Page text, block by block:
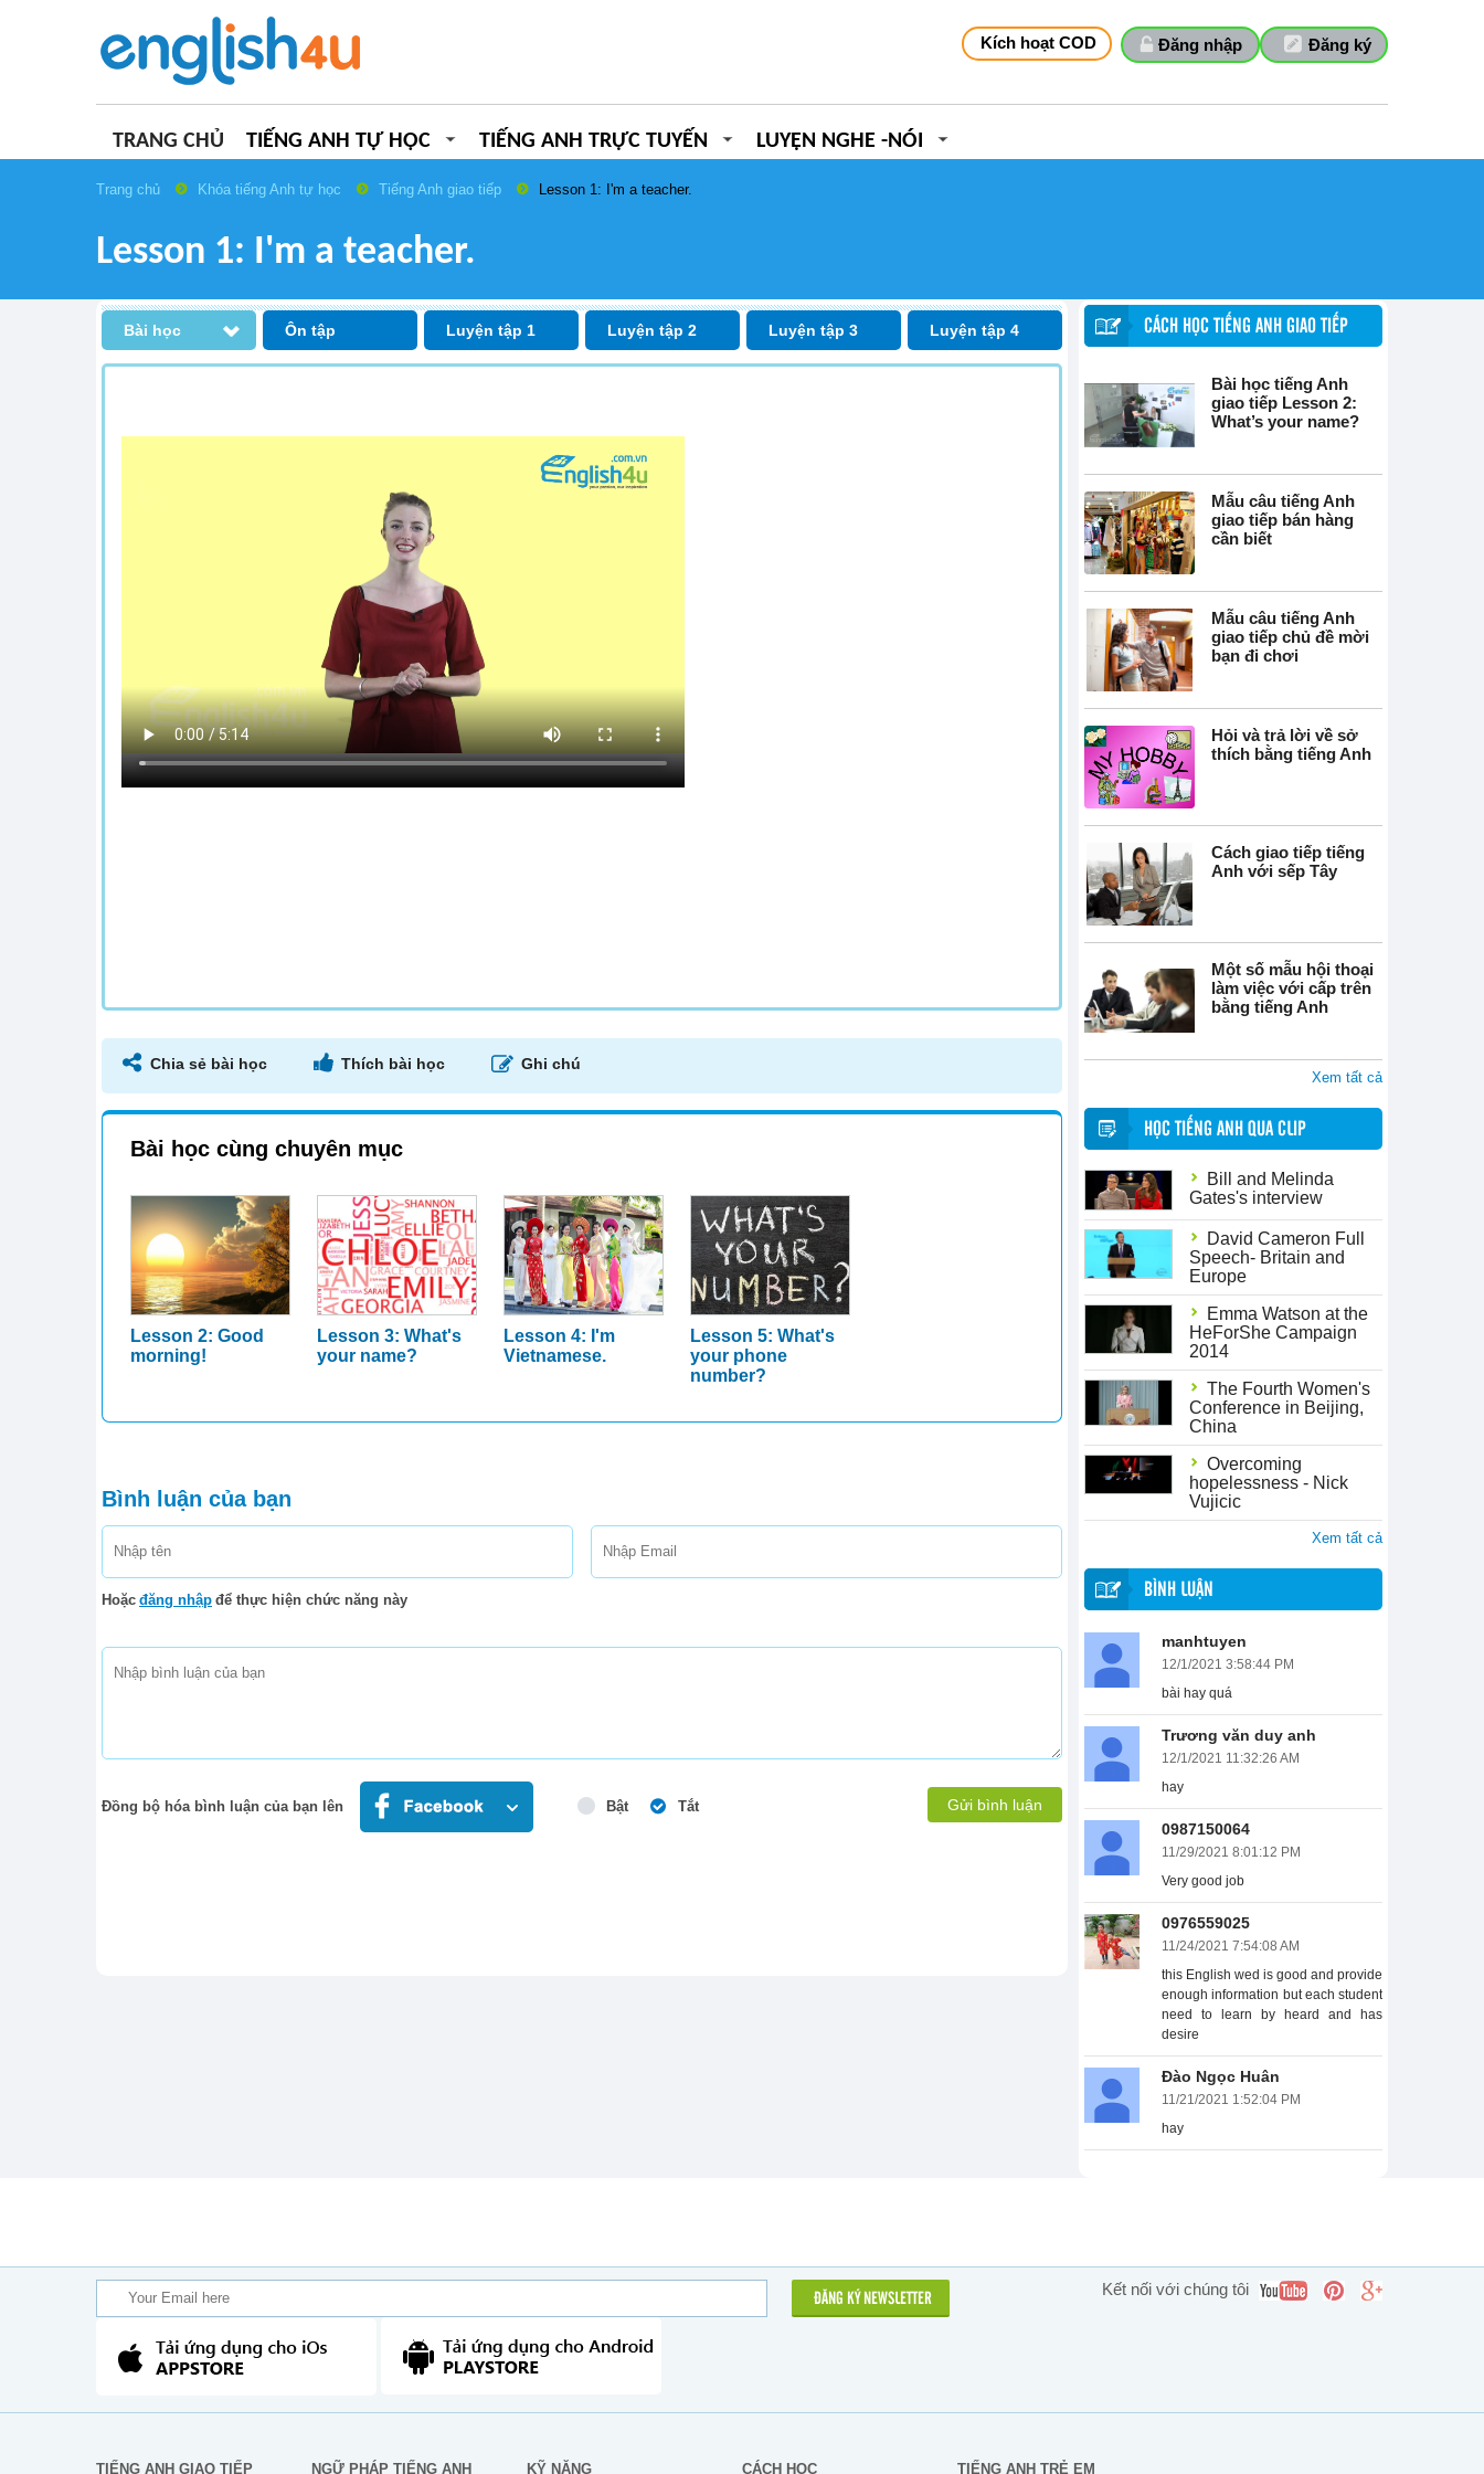
Đăng ký
Đăng nhập
Kích hoạt COD
TRANG CHỦ TIẾNG ANH TỰ HỌC TIẾNG ANH TRỰC TUYẾN LUYỆN NGHE -NÓI
Trang chủ Khóa tiếng Anh tự học Tiếng Anh giao tiếp Lesson 1: I'm a teacher.
Lesson 1: I'm a teacher.
Bài học Ôn tập Luyện tập 1 Luyện tập 2 Luyện tập 3 Luyện tập 4
Chia sẻ bài học Thích bài học Ghi chú
Bài học cùng chuyên mục
Lesson 2: Good
morning!
Lesson 3: What's
your name?
Lesson 4: I'm
Vietnamese.
Lesson 5: What's
your phone
number?
Bình luận của bạn
Hoặc đăng nhập để thực hiện chức năng này
Đồng bộ hóa bình luận của bạn lên Bật Tắt Gửi bình luận
CÁCH HỌC TIẾNG ANH GIAO TIẾP
Bài học tiếng Anh
giao tiếp Lesson 2:
What’s your name?
Mẫu câu tiếng Anh
giao tiếp bán hàng
cần biết
Mẫu câu tiếng Anh
giao tiếp chủ đề mời
bạn đi chơi
Hỏi và trả lời về sở
thích bằng tiếng Anh
Cách giao tiếp tiếng
Anh với sếp Tây
Một số mẫu hội thoại
làm việc với cấp trên
bằng tiếng Anh
Xem tất cả
HỌC TIẾNG ANH QUA CLIP
Bill and Melinda
Gates's interview
David Cameron Full
Speech- Britain and
Europe
Emma Watson at the
HeForShe Campaign
2014
The Fourth Women's
Conference in Beijing,
China
Overcoming
hopelessness - Nick
Vujicic
Xem tất cả
BÌNH LUẬN
manhtuyen
12/1/2021 3:58:44 PM
bài hay quá
Trương văn duy anh
12/1/2021 11:32:26 AM
hay
0987150064
11/29/2021 8:01:12 PM
Very good job
0976559025
11/24/2021 7:54:08 AM
this English wed is good and provide
enough information but each student
need to learn by heard and has
desire
Đào Ngọc Huân
11/21/2021 1:52:04 PM
hay
ĐĂNG KÝ NEWSLETTER
Kết nối với chúng tôi
TIẾNG ANH GIAO TIẾP NGỮ PHÁP TIẾNG ANH KỸ NĂNG CÁCH HỌC TIẾNG ANH TRẺ EM